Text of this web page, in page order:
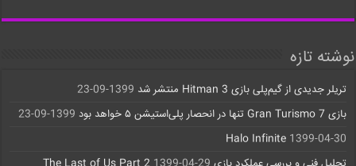
نوشته تازه
تریلر جدیدی از گیم‌پلی بازی Hitman 3 منتشر شد
1399-09-23
بازی Gran Turismo 7 تنها در انحصار پلی‌استیشن ۵ خواهد بود
1399-09-23
Halo Infinite 1399-04-30